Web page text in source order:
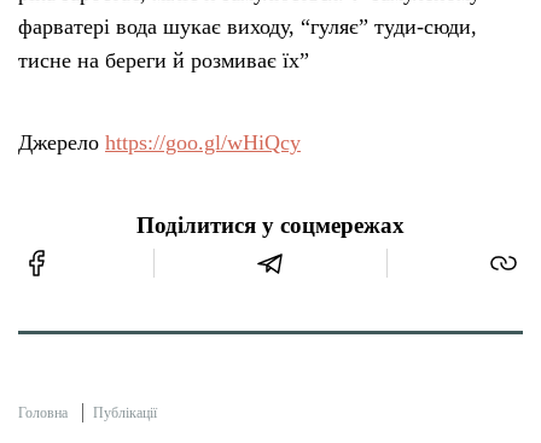
фарватері вода шукає виходу, “гуляє” туди-сюди,
тисне на береги й розмиває їх”
Джерело https://goo.gl/wHiQcy
Поділитися у соцмережах
Головна Публікації